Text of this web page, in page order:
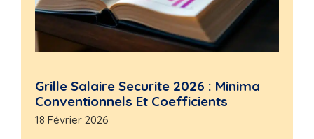
Grille Salaire Securite 2026 : Minima
Conventionnels Et Coefficients
18 Février 2026